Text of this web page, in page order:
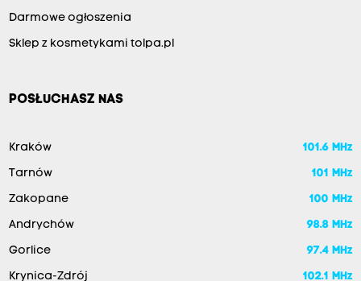
Darmowe ogłoszenia
Sklep z kosmetykami tolpa.pl
POSŁUCHASZ NAS
Kraków 101.6 MHz
Tarnów 101 MHz
Zakopane 100 MHz
Andrychów 98.8 MHz
Gorlice 97.4 MHz
Krynica-Zdrój 102.1 MHz